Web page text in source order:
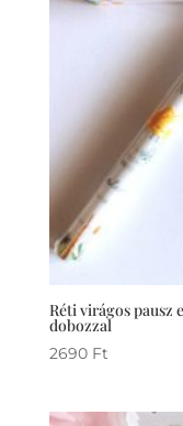
Réti virágos pausz
dobozzal
2690 Ft